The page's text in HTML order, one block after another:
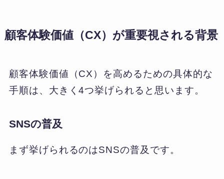
顧客体験価値（CX）が重要視される背景
顧客体験価値（CX）を高めるための具体的な
手順は、大きく4つ挙げられると思います。
SNSの普及
まず挙げられるのはSNSの普及です。